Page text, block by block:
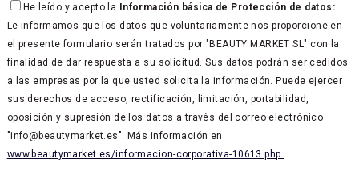
He leído y acepto la Información básica de Protección de datos:
Le informamos que los datos que voluntariamente nos proporcione en
el presente formulario serán tratados por "BEAUTY MARKET SL" con la
finalidad de dar respuesta a su solicitud. Sus datos podrán ser cedidos
a las empresas por la que usted solicita la información. Puede ejercer
sus derechos de acceso, rectificación, limitación, portabilidad,
oposición y supresión de los datos a través del correo electrónico
"info@beautymarket.es". Más información en
www.beautymarket.es/informacion-corporativa-10613.php.